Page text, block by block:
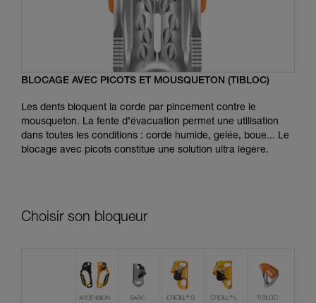
BLOCAGE AVEC PICOTS ET MOUSQUETON (TIBLOC)
Les dents bloquent la corde par pincement contre le
mousqueton. La fente d’évacuation permet une utilisation
dans toutes les conditions : corde humide, gelée, boue... Le
blocage avec picots constitue une solution ultra légère.
Choisir son bloqueur